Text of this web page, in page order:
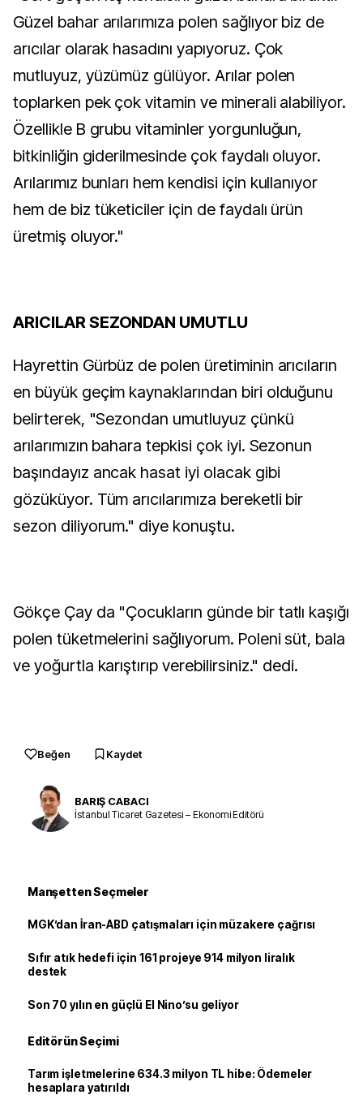
Güzel bahar arılarımıza polen sağlıyor biz de
arıcılar olarak hasadını yapıyoruz. Çok
mutluyuz, yüzümüz gülüyor. Arılar polen
toplarken pek çok vitamin ve minerali alabiliyor.
Özellikle B grubu vitaminler yorgunluğun,
bitkinliğin giderilmesinde çok faydalı oluyor.
Arılarımız bunları hem kendisi için kullanıyor
hem de biz tüketiciler için de faydalı ürün
üretmiş oluyor."
ARICILAR SEZONDAN UMUTLU
Hayrettin Gürbüz de polen üretiminin arıcıların
en büyük geçim kaynaklarından biri olduğunu
belirterek, "Sezondan umutluyuz çünkü
arılarımızın bahara tepkisi çok iyi. Sezonun
başındayız ancak hasat iyi olacak gibi
gözüküyor. Tüm arıcılarımıza bereketli bir
sezon diliyorum." diye konuştu.
Gökçe Çay da "Çocukların günde bir tatlı kaşığı
polen tüketmelerini sağlıyorum. Poleni süt, bala
ve yoğurtla karıştırıp verebilirsiniz." dedi.
Beğen Kaydet
BARIŞ CABACI
İstanbul Ticaret Gazetesi – Ekonomi Editörü
Manşetten Seçmeler
MGK’dan İran-ABD çatışmaları için müzakere çağrısı
Sıfır atık hedefi için 161 projeye 914 milyon liralık
destek
Son 70 yılın en güçlü El Nino’su geliyor
Editörün Seçimi
Tarım işletmelerine 634.3 milyon TL hibe: Ödemeler
hesaplara yatırıldı